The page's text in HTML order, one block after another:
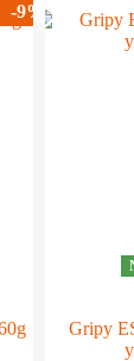
-9%
Gripy